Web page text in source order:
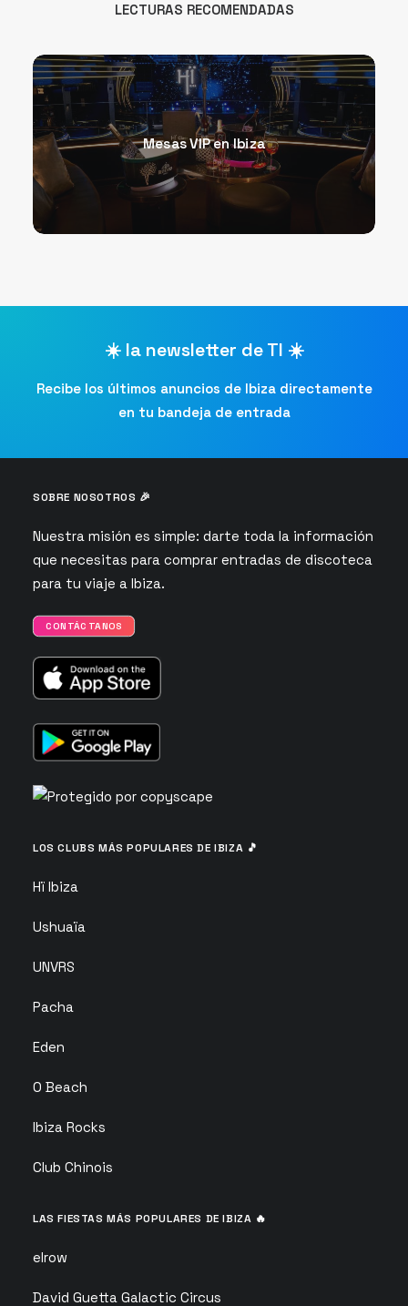
LECTURAS RECOMENDADAS
Mesas VIP en Ibiza
☀️ la newsletter de TI ☀️
Recibe los últimos anuncios de Ibiza directamente
en tu bandeja de entrada
SOBRE NOSOTROS 🎉
Nuestra misión es simple: darte toda la información
que necesitas para comprar entradas de discoteca
para tu viaje a Ibiza.
CONTÁCTANOS
LOS CLUBS MÁS POPULARES DE IBIZA 🎵
Hï Ibiza
Ushuaïa
UNVRS
Pacha
Eden
O Beach
Ibiza Rocks
Club Chinois
LAS FIESTAS MÁS POPULARES DE IBIZA 🔥
elrow
David Guetta Galactic Circus